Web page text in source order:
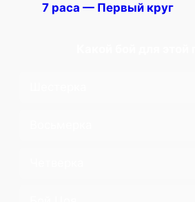
7 раса — Первый круг